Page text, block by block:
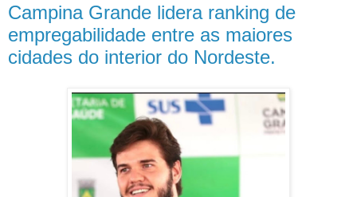
Campina Grande lidera ranking de
empregabilidade entre as maiores
cidades do interior do Nordeste.